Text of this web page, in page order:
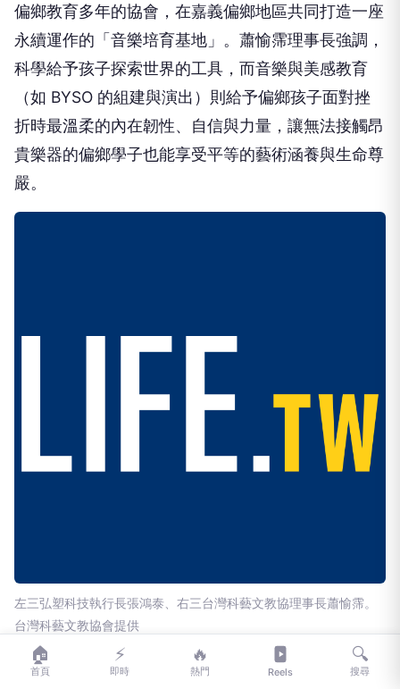
偏鄉教育多年的協會，在嘉義偏鄉地區共同打造一座
永續運作的「音樂培育基地」。蕭愉霈理事長強調，
科學給予孩子探索世界的工具，而音樂與美感教育
（如 BYSO 的組建與演出）則給予偏鄉孩子面對挫
折時最溫柔的內在韌性、自信與力量，讓無法接觸昂
貴樂器的偏鄉學子也能享受平等的藝術涵養與生命尊
嚴。
左三弘塑科技執行長張鴻泰、右三台灣科藝文教協理事長蕭愉霈。
台灣科藝文教協會提供
弘塑科技多年來深耕在地，不遺餘力地支持布袋偏鄉
🏠
首頁
⚡
即時
🔥
熱門 Reels
🔍
搜尋